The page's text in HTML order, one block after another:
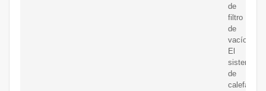
de
filtro
de
vacío.
El
sistema
de